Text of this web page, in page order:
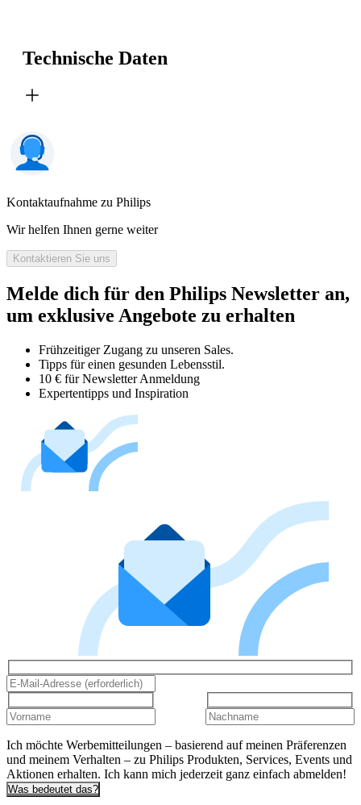
Technische Daten
Kontaktaufnahme zu Philips
Wir helfen Ihnen gerne weiter
Kontaktieren Sie uns
Melde dich für den Philips Newsletter an,
um exklusive Angebote zu erhalten
Frühzeitiger Zugang zu unseren Sales.
Tipps für einen gesunden Lebensstil.
10 € für Newsletter Anmeldung
Expertentipps und Inspiration
Ich möchte Werbemitteilungen – basierend auf meinen Präferenzen
und meinem Verhalten – zu Philips Produkten, Services, Events und
Aktionen erhalten. Ich kann mich jederzeit ganz einfach abmelden!
Was bedeutet das?